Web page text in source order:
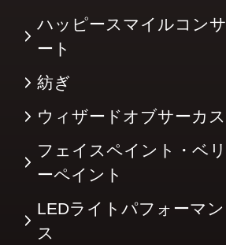
ハッピースマイルコンサ
ート
紡ぎ
ウィザードオブサーカス
フェイスペイント・ベリ
ーペイント
LEDライトパフォーマン
ス